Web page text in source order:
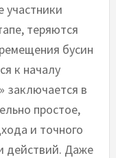
участники
теряются
бусин
к началу
заключается в
простое,
и точного
действий. Даже